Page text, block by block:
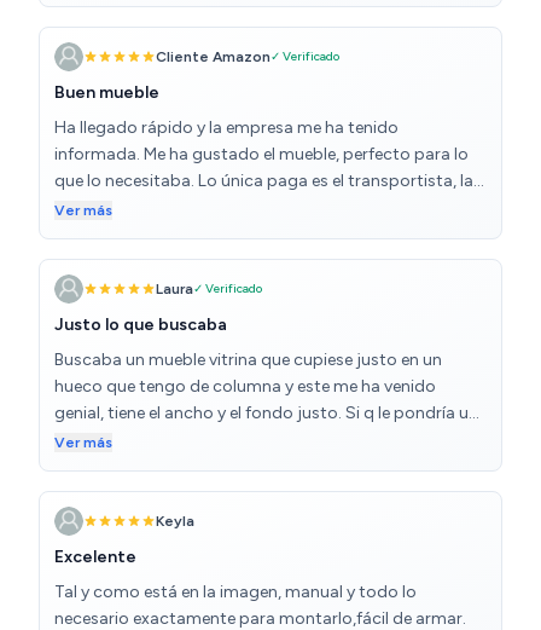
Cliente Amazon✓ Verificado
Buen mueble
Ha llegado rápido y la empresa me ha tenido
informada. Me ha gustado el mueble, perfecto para lo
que lo necesitaba. Lo única paga es el transportista, la
caja venía muy golpeada y una de las chapas de detrás
tenía una esquina rota. No lo he devuelto porque al
quedar en el fondo y abajo del todo no merecía la pena.
Ver más
Laura✓ Verificado
Justo lo que buscaba
Buscaba un mueble vitrina que cupiese justo en un
hueco que tengo de columna y este me ha venido
genial, tiene el ancho y el fondo justo. Si q le pondría un
par de baldas más tanto en el cubículo del cristal como
abajo, pero por el precio y el avio que me ha dado es lo
de menos. Las puertas si me costo un poco cuadrar las
porque no daba con la tecla para q no chocarán, pero
yo es q para las puertas soy muy poco mañosa, aún así
Ver más
Keyla
Excelente
Tal y como está en la imagen, manual y todo lo
necesario exactamente para montarlo,fácil de armar.